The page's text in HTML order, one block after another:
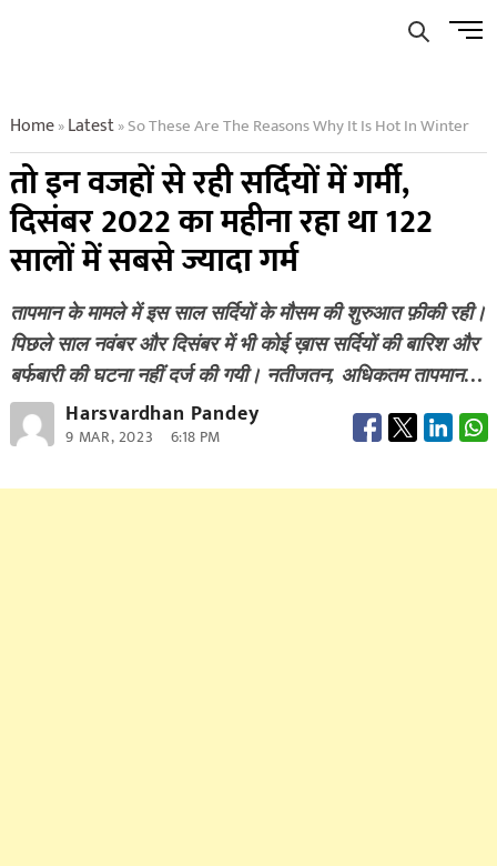
Menu
Home»Latest»So These Are The Reasons Why It Is Hot In Winter
तो इन वजहों से रही सर्दियों में गर्मी,
दिसंबर 2022 का महीना रहा था 122
सालों में सबसे ज्यादा गर्म
तापमान के मामले में इस साल सर्दियों के मौसम की शुरुआत फ़ीकी रही।
पिछले साल नवंबर और दिसंबर में भी कोई ख़ास सर्दियों की बारिश और
बर्फबारी की घटना नहीं दर्ज की गयी। नतीजतन, अधिकतम तापमान…
Harsvardhan Pandey
9 MAR, 2023 6:18 PM